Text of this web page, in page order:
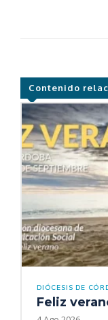
Contenido
DIÓCESIS DE
Feliz